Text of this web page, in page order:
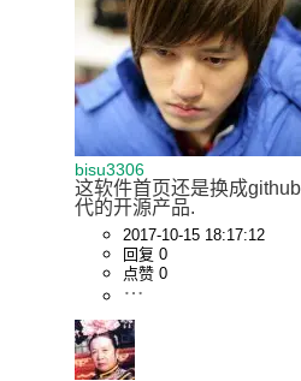
bisu3306
这软件首页还是换成
代的开源产品.
2017-10-15 18:17:12
回复 0
点赞 0